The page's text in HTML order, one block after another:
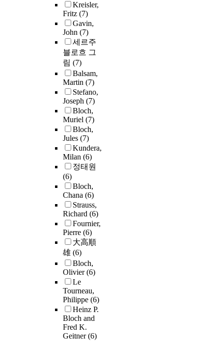
Kreisler,
Fritz (7)
Gavin,
John (7)
세르주
블로흐 그
림 (7)
Balsam,
Martin (7)
Stefano,
Joseph (7)
Bloch,
Muriel (7)
Bloch,
Jules (7)
Kundera,
Milan (6)
정태원
(6)
Bloch,
Chana (6)
Strauss,
Richard (6)
Fournier,
Pierre (6)
大高順
雄 (6)
Bloch,
Olivier(6)
Le
Tourneau,
Philippe (6)
Heinz P.
Bloch and
Fred K.
Geitner(6)